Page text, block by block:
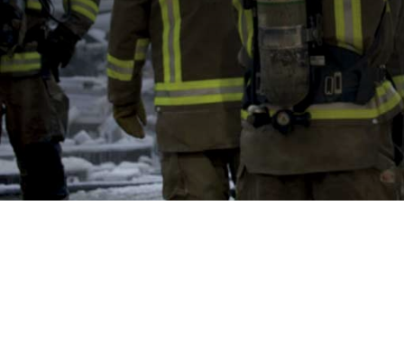
CPR (DOP)
Pessoas & Carreiras
Contactos
Web Global
CABLEAPP
PRYSMIAN CLUB